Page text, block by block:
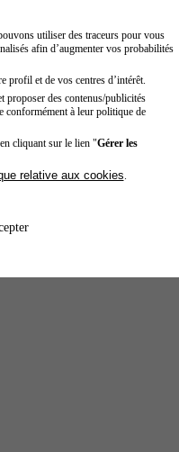
utiliser des traceurs pour vous
afin d’augmenter vos probabilités
profil et de vos centres d’intérêt.
proposer des contenus/publicités
conformément à leur politique de
cliquant sur le lien "Gérer les
relative aux cookies